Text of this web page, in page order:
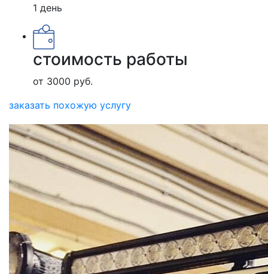
1 день
стоимость работы
от 3000 руб.
заказать похожую услугу